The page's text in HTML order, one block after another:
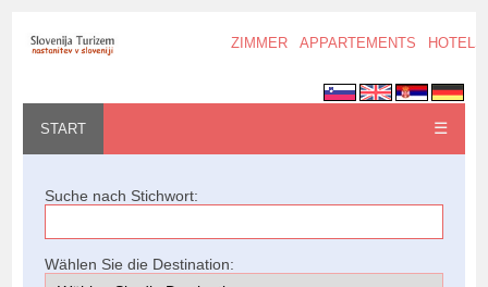
ZIMMER APPARTEMENTS HOTELS
START ☰
Suche nach Stichwort:
Wählen Sie die Destination: